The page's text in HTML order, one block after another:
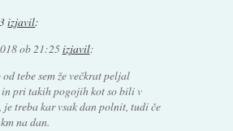
izjavil:
ob 21:25izjavil:
tebe sem že večkrat peljal
pri takih pogojih kot so bili v
je treba kar vsak dan polnit, tudi če
na dan.